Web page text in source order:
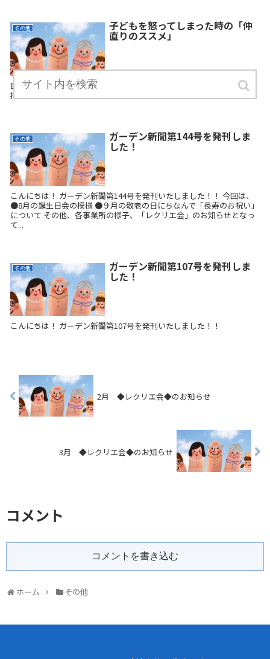
その他 子どもを怒ってしまった時の「仲
直りのススメ」
医院待合室に「子どもを怒ってしまった時の『仲直りのススメ』」 を
掲示しています。
その他 ガーデン新聞第144号を発刊しま
した！
こんにちは！ ガーデン新聞第144号を発刊いたしました！！ 今回は、
●8月の誕生日会の模様 ●９月の敬老の日にちなんで「長寿のお祝い」
について その他、各事業所の様子、「レクリエ会」のお知らせとなっ
て...
その他 ガーデン新聞第107号を発刊しま
した！
こんにちは！ ガーデン新聞第107号を発刊いたしました！！
2月 ◆レクリエ会◆のお知らせ
3月 ◆レクリエ会◆のお知らせ
コメント
コメントを書き込む
ホーム その他